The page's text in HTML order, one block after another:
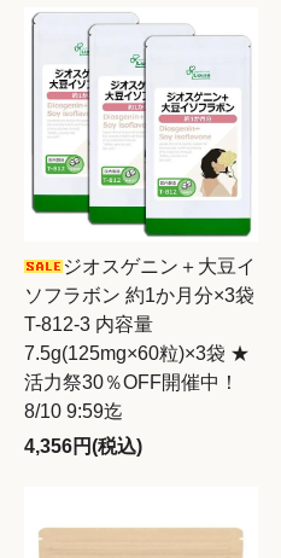
ジオスゲニン＋大豆イ
ソフラボン 約1か月分×3袋
T-812-3 内容量
7.5g(125mg×60粒)×3袋 ★
活力祭30％OFF開催中！
8/10 9:59迄
4,356円(税込)